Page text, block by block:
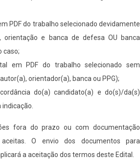
PDF do trabalho selecionado devidamente
orientação e banca de defesa OU banca
caso;
em PDF do trabalho selecionado sem
orientador(a), banca ou PPG);
do(a) candidato(a) e do(s)/da(s)
fora do prazo ou com documentação
O envio dos documentos para
a aceitação dos termos deste Edital.